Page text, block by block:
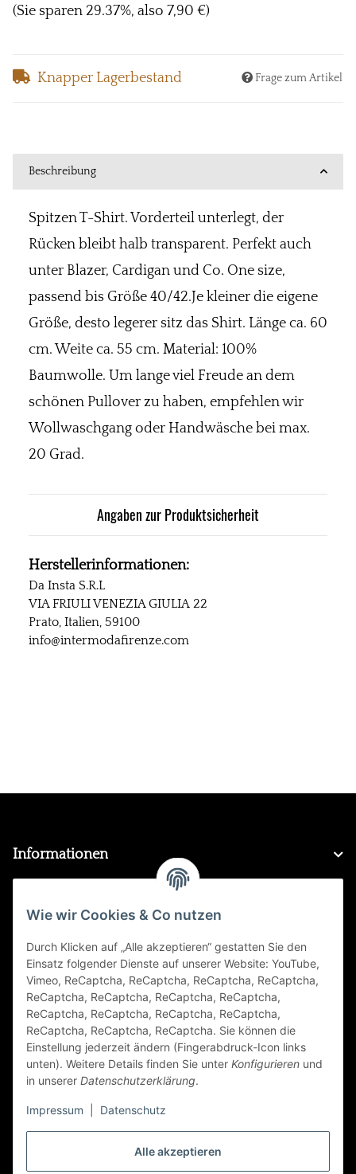
Alle akzeptieren
Wie wir Cookies & Co nutzen
Durch Klicken auf „Alle akzeptieren“ gestatten Sie den
Einsatz folgender Dienste auf unserer Website: YouTube,
Vimeo, ReCaptcha, ReCaptcha, ReCaptcha, ReCaptcha,
ReCaptcha, ReCaptcha, ReCaptcha, ReCaptcha,
ReCaptcha, ReCaptcha, ReCaptcha, ReCaptcha,
ReCaptcha, ReCaptcha, ReCaptcha. Sie können die
Einstellung jederzeit ändern (Fingerabdruck-Icon links
unten). Weitere Details finden Sie unter Konfigurieren und
in unserer Datenschutzerklärung.
Impressum Datenschutz
(Sie sparen 29.37%, also 7,90 €)
Knapper Lagerbestand Frage zum Artikel
Beschreibung
Spitzen T-Shirt. Vorderteil unterlegt, der
Rücken bleibt halb transparent. Perfekt auch
unter Blazer, Cardigan und Co. One size,
passend bis Größe 40/42.Je kleiner die eigene
Größe, desto legerer sitz das Shirt. Länge ca. 60
cm. Weite ca. 55 cm. Material: 100%
Baumwolle. Um lange viel Freude an dem
schönen Pullover zu haben, empfehlen wir
Wollwaschgang oder Handwäsche bei max.
20 Grad.
Angaben zur Produktsicherheit
Herstellerinformationen:
Da Insta S.R.L
VIA FRIULI VENEZIA GIULIA 22
Prato, Italien, 59100
info@intermodafirenze.com
Informationen
FAQ
Zahlungsarten
Folge Uns